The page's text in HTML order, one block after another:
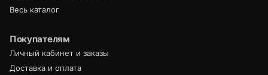
Весь каталог
Покупателям
Личный кабинет и заказы
Доставка и оплата